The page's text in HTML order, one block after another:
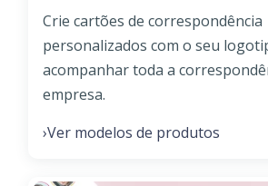
Crie cartões de correspondência
personalizados com o seu
acompanhar toda a
empresa.
›Ver modelos de produtos